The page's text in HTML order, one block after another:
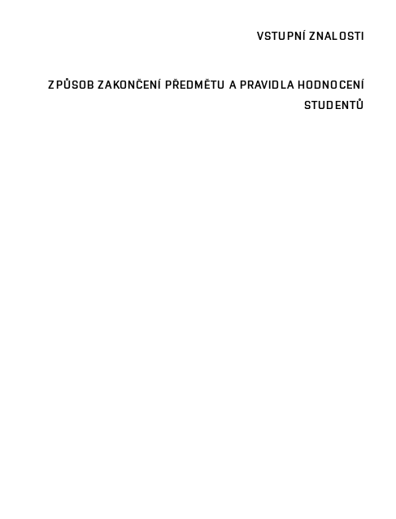
VSTUPNÍ ZNALOSTI
ZPŮSOB ZAKONČENÍ PŘEDMĚTU A PRAVIDLA HODNOCENÍ
STUDENTŮ